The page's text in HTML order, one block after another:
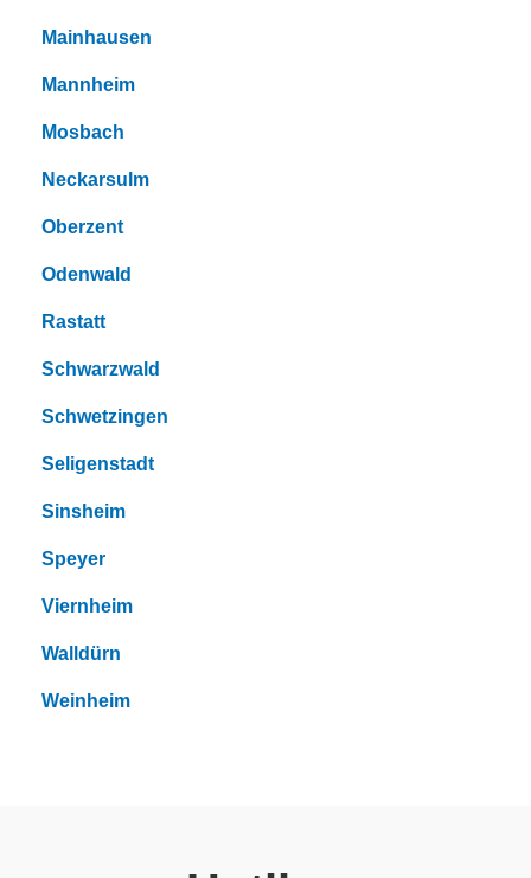
Mainhausen
Mannheim
Mosbach
Neckarsulm
Oberzent
Odenwald
Rastatt
Schwarzwald
Schwetzingen
Seligenstadt
Sinsheim
Speyer
Viernheim
Walldürn
Weinheim